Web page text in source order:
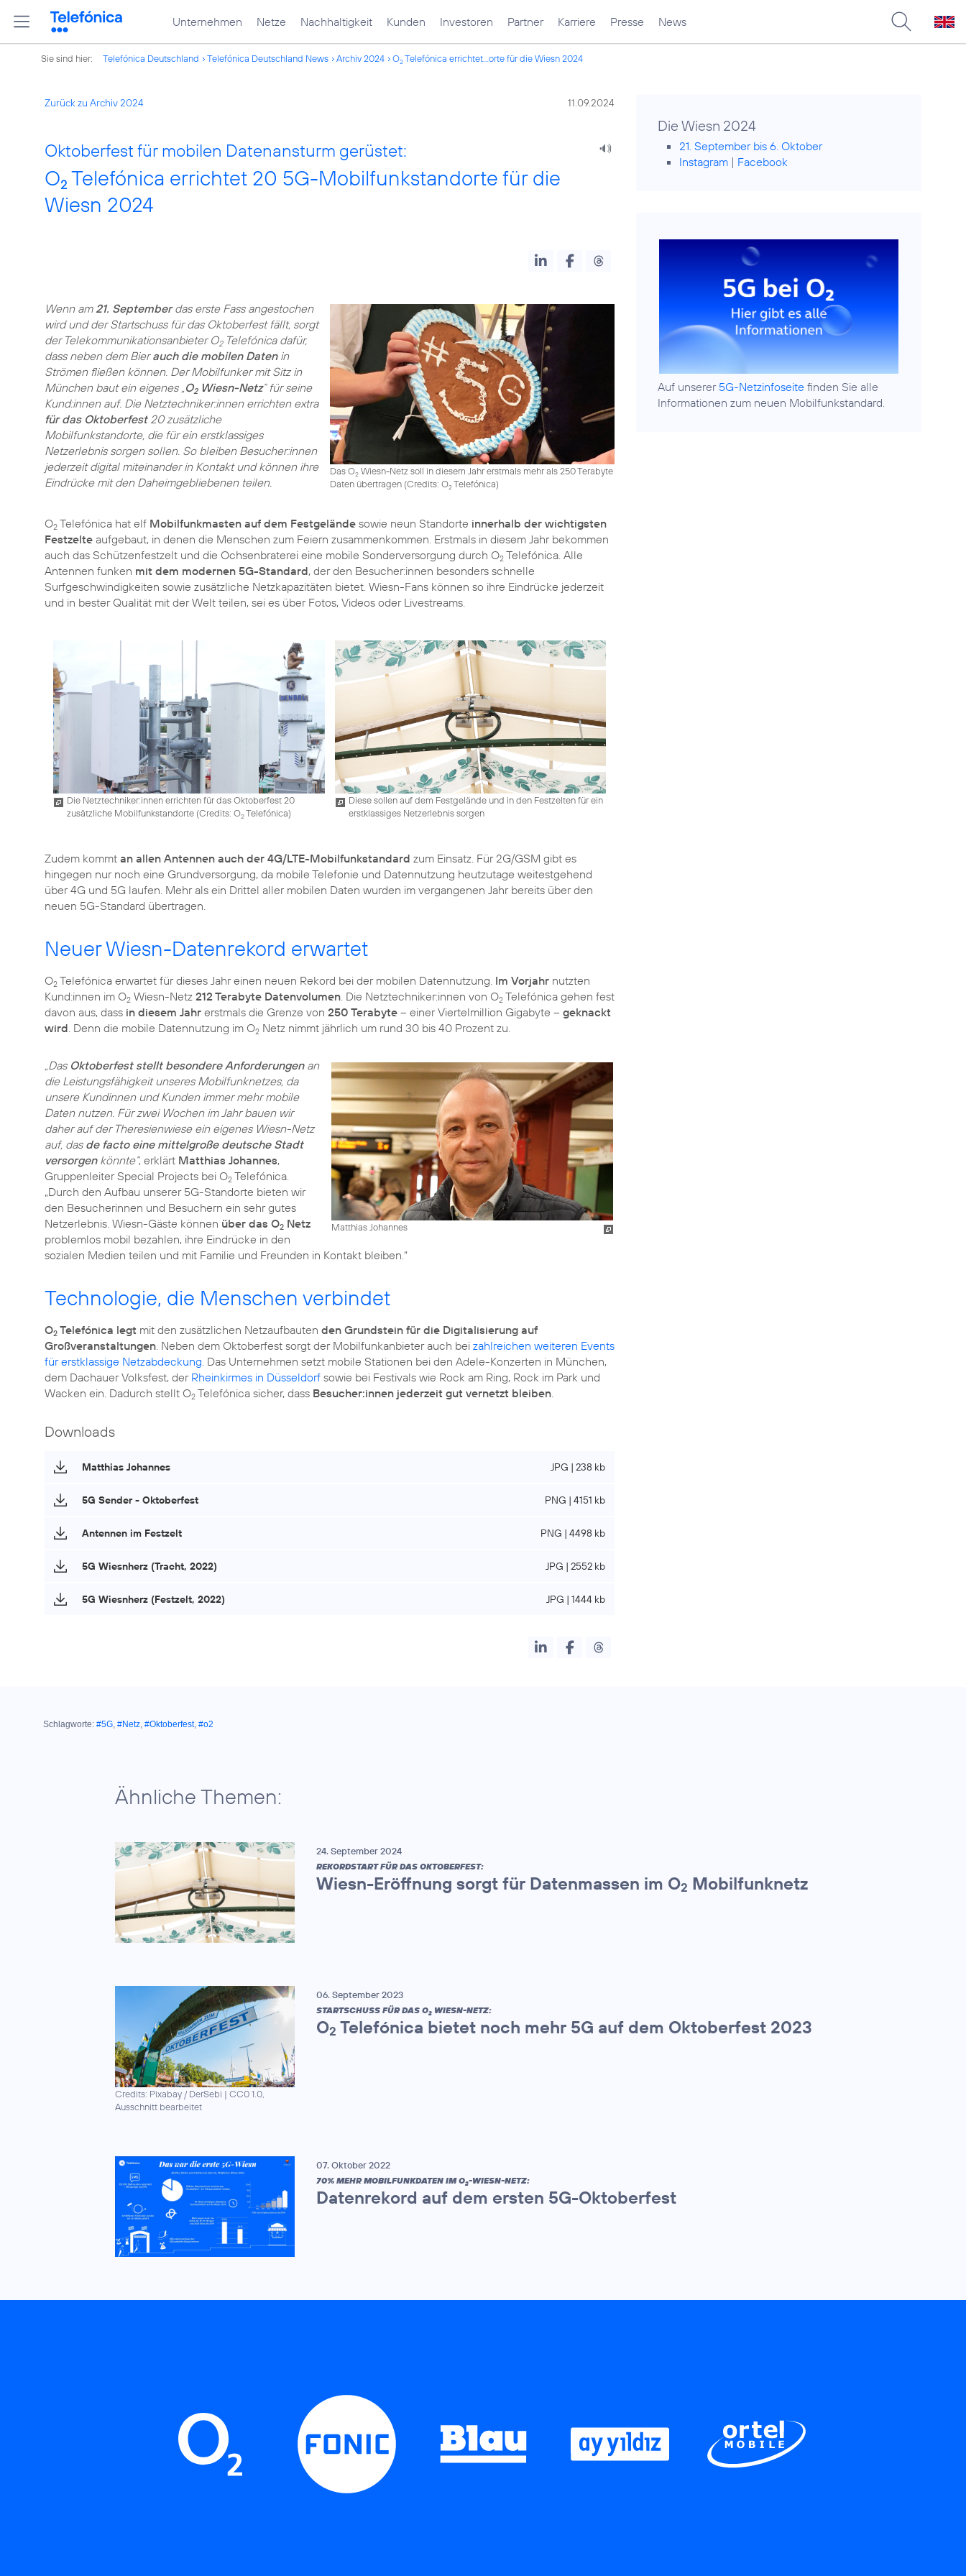
Unternehmen Netze Nachhaltigkeit Kunden Investoren Partner Karriere Presse News
Sie sind hier: Telefónica Deutschland Telefónica Deutschland News Archiv 2024 O2Telefónica errichtet...orte für die Wiesn 2024
Zurück zu Archiv 2024 11.09.2024
Oktoberfest für mobilen Datenansturm gerüstet:
O2 Telefónica errichtet 20 5G-Mobilfunkstandorte für die
Wiesn 2024
Das O2Wiesn-Netz soll in diesem Jahr erstmals mehr als 250 Terabyte
Daten übertragen (Credits: O2Telefónica)
Wenn am 21. Septemberdas erste Fass angestochen
wird und der Startschuss für das Oktoberfest fällt, sorgt
der Telekommunikationsanbieter O2Telefónica dafür,
dass neben dem Bierauch die mobilen Datenin
Strömen fließen können. Der Mobilfunker mit Sitz in
München baut ein eigenes „O2Wiesn-Netz“ für seine
Kund:innen auf. Die Netztechniker:innen errichten extra
für das Oktoberfest20 zusätzliche
Mobilfunkstandorte, die für ein erstklassiges
Netzerlebnis sorgen sollen. So bleiben Besucher:innen
jederzeit digital miteinander in Kontakt und können ihre
Eindrücke mit den Daheimgebliebenen teilen.
O2 Telefónica hat elf Mobilfunkmasten auf dem Festgelände sowie neun Standorte innerhalb der wichtigsten
Festzelte aufgebaut, in denen die Menschen zum Feiern zusammenkommen. Erstmals in diesem Jahr bekommen
auch das Schützenfestzelt und die Ochsenbraterei eine mobile Sonderversorgung durch O2 Telefónica. Alle
Antennen funken mit dem modernen 5G-Standard, der den Besucher:innen besonders schnelle
Surfgeschwindigkeiten sowie zusätzliche Netzkapazitäten bietet. Wiesn-Fans können so ihre Eindrücke jederzeit
und in bester Qualität mit der Welt teilen, sei es über Fotos, Videos oder Livestreams.
Die Netztechniker:innen errichten für das Oktoberfest 20
zusätzliche Mobilfunkstandorte (Credits: O2Telefónica)
Diese sollen auf dem Festgelände und in den Festzelten für ein
erstklassiges Netzerlebnis sorgen
Zudem kommt an allen Antennen auch der 4G/LTE-Mobilfunkstandard zum Einsatz. Für 2G/GSM gibt es
hingegen nur noch eine Grundversorgung, da mobile Telefonie und Datennutzung heutzutage weitestgehend
über 4G und 5G laufen. Mehr als ein Drittel aller mobilen Daten wurden im vergangenen Jahr bereits über den
neuen 5G-Standard übertragen.
Neuer Wiesn-Datenrekord erwartet
O2 Telefónica erwartet für dieses Jahr einen neuen Rekord bei der mobilen Datennutzung. Im Vorjahr nutzten
Kund:innen im O2 Wiesn-Netz 212 Terabyte Datenvolumen . Die Netztechniker:innen von O2 Telefónica gehen fest
davon aus, dass in diesem Jahr erstmals die Grenze von 250 Terabyte – einer Viertelmillion Gigabyte – geknackt
wird . Denn die mobile Datennutzung im O2 Netz nimmt jährlich um rund 30 bis 40 Prozent zu.
Matthias Johannes
„Das Oktoberfest stellt besondere Anforderungenan
die Leistungsfähigkeit unseres Mobilfunknetzes, da
unsere Kundinnen und Kunden immer mehr mobile
Daten nutzen. Für zwei Wochen im Jahr bauen wir
daher auf der Theresienwiese ein eigenes Wiesn-Netz
auf, das de facto eine mittelgroße deutsche Stadt
versorgenkönnte“, erklärt Matthias Johannes,
Gruppenleiter Special Projects bei O2 Telefónica.
„Durch den Aufbau unserer 5G-Standorte bieten wir
den Besucherinnen und Besuchern ein sehr gutes
Netzerlebnis. Wiesn-Gäste können über das O2 Netz
problemlos mobil bezahlen, ihre Eindrücke in den
sozialen Medien teilen und mit Familie und Freunden in Kontakt bleiben.“
Technologie, die Menschen verbindet
O2 Telefónica legt mit den zusätzlichen Netzaufbauten den Grundstein für die Digitalisierung auf
Großveranstaltungen . Neben dem Oktoberfest sorgt der Mobilfunkanbieter auch bei zahlreichen weiteren Events
für erstklassige Netzabdeckung . Das Unternehmen setzt mobile Stationen bei den Adele-Konzerten in München,
dem Dachauer Volksfest, der Rheinkirmes in Düsseldorf sowie bei Festivals wie Rock am Ring, Rock im Park und
Wacken ein. Dadurch stellt O2 Telefónica sicher, dass Besucher:innen jederzeit gut vernetzt bleiben
Downloads
Matthias Johannes JPG | 238 kb
5G Sender - Oktoberfest PNG | 4151 kb
Antennen im Festzelt PNG | 4498 kb
5G Wiesnherz (Tracht, 2022) JPG | 2552 kb
5G Wiesnherz (Festzelt, 2022) JPG | 1444 kb
Die Wiesn 2024
21. September bis 6. Oktober
Instagram | Facebook
Auf unserer 5G-Netzinfoseite finden Sie alle
Informationen zum neuen Mobilfunkstandard.
Schlagworte: #5G #Netz #Oktoberfest, #o2
Ähnliche Themen:
24. September 2024
REKORDSTART FÜR DAS OKTOBERFEST:
Wiesn-Eröffnung sorgt für Datenmassen im O2 Mobilfunknetz
Credits: Pixabay / DerSebi | CC0 1.0,
Ausschnitt bearbeitet
06. September 2023
STARTSCHUSS FÜR DAS O2 WIESN-NETZ:
O2 Telefónica bietet noch mehr 5G auf dem Oktoberfest 2023
07. Oktober 2022
70% MEHR MOBILFUNKDATEN IM O2-WIESN-NETZ:
Datenrekord auf dem ersten 5G-Oktoberfest